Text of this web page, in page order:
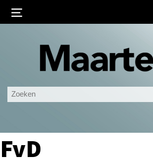
Ingelogd blijven
FvD